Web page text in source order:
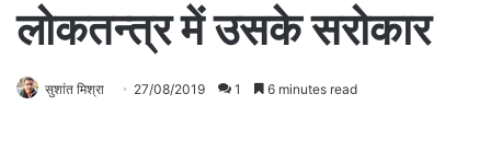
लोकतन्त्र में उसके सरोकार
सुशांत मिश्रा 27/08/2019 1 6 minutes read